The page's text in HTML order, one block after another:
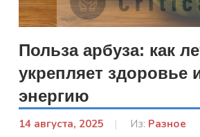
Польза арбуза: как
укрепляет здоровье
энергию
14 августа, 2025
От:
Из: Разное